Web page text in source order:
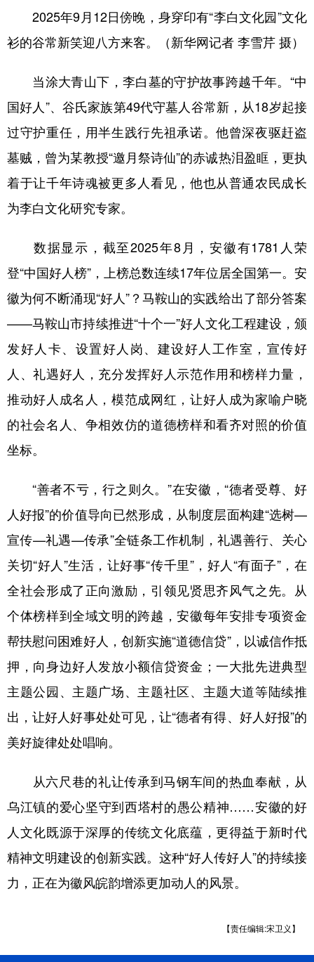
2025年9月12日傍晚，身穿印有“李白文化园”文化
衫的谷常新笑迎八方来客。（新华网记者 李雪芹 摄）
当涂大青山下，李白墓的守护故事跨越千年。“中
国好人”、谷氏家族第49代守墓人谷常新，从18岁起接
过守护重任，用半生践行先祖承诺。他曾深夜驱赶盗
墓贼，曾为某教授“邀月祭诗仙”的赤诚热泪盈眶，更执
着于让千年诗魂被更多人看见，他也从普通农民成长
为李白文化研究专家。
数据显示，截至2025年8月，安徽有1781人荣
登“中国好人榜”，上榜总数连续17年位居全国第一。安
徽为何不断涌现“好人”？马鞍山的实践给出了部分答案
——马鞍山市持续推进“十个一”好人文化工程建设，颁
发好人卡、设置好人岗、建设好人工作室，宣传好
人、礼遇好人，充分发挥好人示范作用和榜样力量，
推动好人成名人，模范成网红，让好人成为家喻户晓
的社会名人、争相效仿的道德榜样和看齐对照的价值
坐标。
“善者不亏，行之则久。”在安徽，“德者受尊、好
人好报”的价值导向已然形成，从制度层面构建“选树—
宣传—礼遇—传承”全链条工作机制，礼遇善行、关心
关切“好人”生活，让好事“传千里”，好人“有面子”，在
全社会形成了正向激励，引领见贤思齐风气之先。从
个体榜样到全域文明的跨越，安徽每年安排专项资金
帮扶慰问困难好人，创新实施“道德信贷”，以诚信作抵
押，向身边好人发放小额信贷资金；一大批先进典型
主题公园、主题广场、主题社区、主题大道等陆续推
出，让好人好事处处可见，让“德者有得、好人好报”的
美好旋律处处唱响。
从六尺巷的礼让传承到马钢车间的热血奉献，从
乌江镇的爱心坚守到西塔村的愚公精神……安徽的好
人文化既源于深厚的传统文化底蕴，更得益于新时代
精神文明建设的创新实践。这种“好人传好人”的持续接
力，正在为徽风皖韵增添更加动人的风景。
【责任编辑:宋卫义】